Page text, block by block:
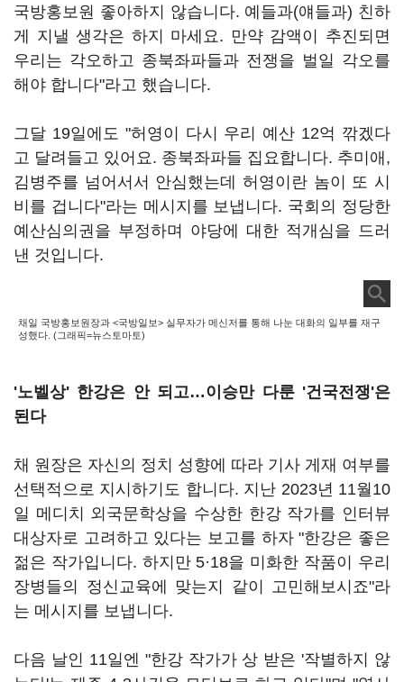
국방홍보원 좋아하지 않습니다. 예들과(얘들과) 친하
게 지낼 생각은 하지 마세요. 만약 감액이 추진되면
우리는 각오하고 종북좌파들과 전쟁을 벌일 각오를
해야 합니다"라고 했습니다.
그달 19일에도 "허영이 다시 우리 예산 12억 깎겠다
고 달려들고 있어요. 종북좌파들 집요합니다. 추미애,
김병주를 넘어서서 안심했는데 허영이란 놈이 또 시
비를 겁니다"라는 메시지를 보냅니다. 국회의 정당한
예산심의권을 부정하며 야당에 대한 적개심을 드러
낸 것입니다.
채일 국방홍보원장과 <국방일보> 실무자가 메신저를 통해 나눈 대화의 일부를 재구
성했다. (그래픽=뉴스토마토)
'노벨상' 한강은 안 되고…이승만 다룬 '건국전쟁'은
된다
채 원장은 자신의 정치 성향에 따라 기사 게재 여부를
선택적으로 지시하기도 합니다. 지난 2023년 11월10
일 메디치 외국문학상을 수상한 한강 작가를 인터뷰
대상자로 고려하고 있다는 보고를 하자 "한강은 좋은
젊은 작가입니다. 하지만 5·18을 미화한 작품이 우리
장병들의 정신교육에 맞는지 같이 고민해보시죠"라
는 메시지를 보냅니다.
다음 날인 11일엔 "한강 작가가 상 받은 '작별하지 않